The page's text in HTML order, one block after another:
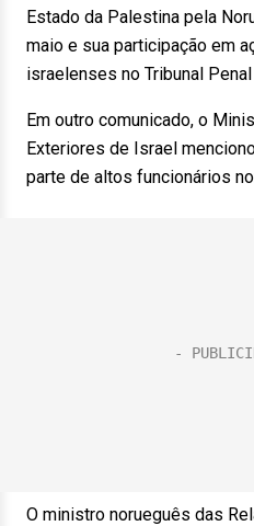
Estado da Palestina pela
maio e sua participação em
israelenses no Tribunal
Em outro comunicado, o
Exteriores de Israel
parte de altos funcionários
O ministro norueguês das